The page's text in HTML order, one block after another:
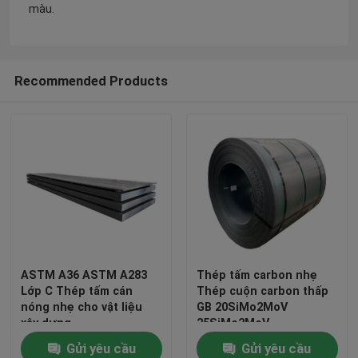
màu.
Recommended Products
ASTM A36 ASTM A283
Lớp C Thép tấm cán
nóng nhẹ cho vật liệu
xây dựng
Gửi yêu cầu
Thép tấm carbon nhẹ
Thép cuộn carbon thấp
GB 20SiMo2MoV
25SiMo2MoV
37SiMo2MoV
Gửi yêu cầu